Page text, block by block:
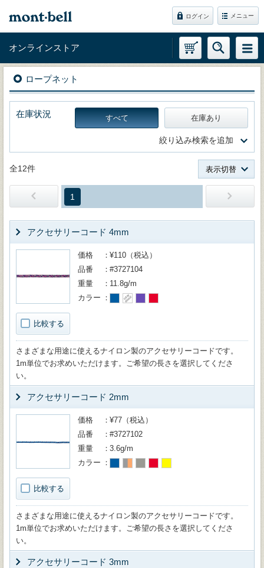
ログイン メニュー
オンラインストア
ロープネット
在庫状況 すべて 在庫あり
絞り込み検索を追加
全12件 表示切替
1
アクセサリーコード 4mm
比較する
価格
¥110（税込）
品番
#3727104
重量
11.8g/m
カラー
さまざまな用途に使えるナイロン製のアクセサリーコードです。
1m単位でお求めいただけます。ご希望の長さを選択してくださ
い。
アクセサリーコード 2mm
比較する
価格
¥77（税込）
品番
#3727102
重量
3.6g/m
カラー
さまざまな用途に使えるナイロン製のアクセサリーコードです。
1m単位でお求めいただけます。ご希望の長さを選択してくださ
い。
アクセサリーコード 3mm